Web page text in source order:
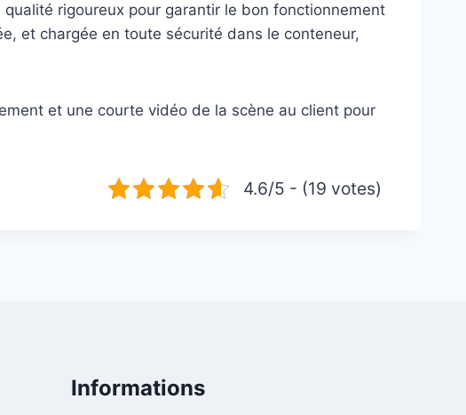
rigoureux pour garantir le bon fonctionnement
et chargée en toute sécurité dans le conteneur,
et une courte vidéo de la scène au client pour
4.6/5 - (19 votes)
Informations